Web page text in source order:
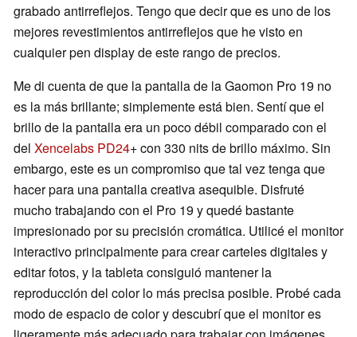
grabado antirreflejos. Tengo que decir que es uno de los
mejores revestimientos antirreflejos que he visto en
cualquier pen display de este rango de precios.
Me di cuenta de que la pantalla de la Gaomon Pro 19 no
es la más brillante; simplemente está bien. Sentí que el
brillo de la pantalla era un poco débil comparado con el
del Xencelabs PD24+ con 330 nits de brillo máximo. Sin
embargo, este es un compromiso que tal vez tenga que
hacer para una pantalla creativa asequible. Disfruté
mucho trabajando con el Pro 19 y quedé bastante
impresionado por su precisión cromática. Utilicé el monitor
interactivo principalmente para crear carteles digitales y
editar fotos, y la tableta consiguió mantener la
reproducción del color lo más precisa posible. Probé cada
modo de espacio de color y descubrí que el monitor es